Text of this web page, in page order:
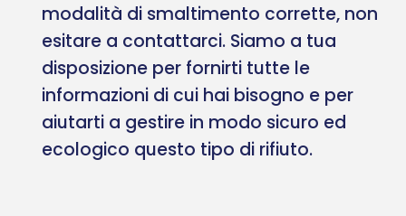
modalità di smaltimento corrette, non
esitare a contattarci. Siamo a tua
disposizione per fornirti tutte le
informazioni di cui hai bisogno e per
aiutarti a gestire in modo sicuro ed
ecologico questo tipo di rifiuto.